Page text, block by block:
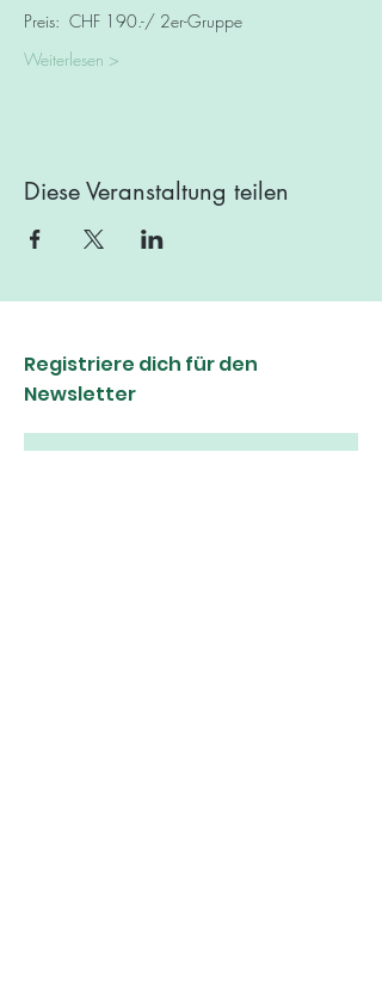
Preis:  CHF 190.-/ 2er-Gruppe
Weiterlesen >
Diese Veranstaltung teilen
Registriere dich für den
Newsletter